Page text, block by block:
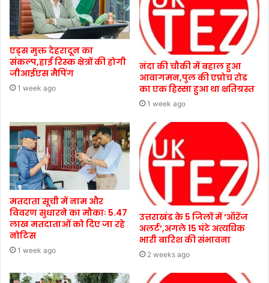
एड्स मुक्त देहरादून का
संकल्प,हाई रिस्क क्षेत्रों की होगी
जीआईएस मैपिंग
1 week ago
नंदा की चौकी में बहाल हुआ
आवागमन,पुल की एप्रोच रोड
का एक हिस्सा हुआ था क्षतिग्रस्त
1 week ago
मतदाता सूची में नाम और
विवरण सुधारने का मौकाः 5.47
लाख मतदाताओं को दिए जा रहे
नोटिस
1 week ago
उत्तराखंड के 5 जिलों में ‘ऑरेंज
अलर्ट’,अगले 15 घंटे अत्यधिक
भारी बारिश की संभावना
2 weeks ago